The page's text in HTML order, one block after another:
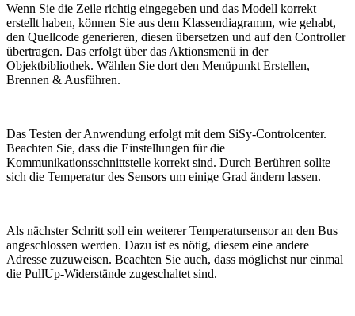
Wenn Sie die Zeile richtig eingegeben und das Modell korrekt
erstellt haben, können Sie aus dem Klassendiagramm, wie gehabt,
den Quellcode generieren, diesen übersetzen und auf den Controller
übertragen. Das erfolgt über das Aktionsmenü in der
Objektbibliothek. Wählen Sie dort den Menüpunkt Erstellen,
Brennen & Ausführen.
Das Testen der Anwendung erfolgt mit dem SiSy-Controlcenter.
Beachten Sie, dass die Einstellungen für die
Kommunikationsschnittstelle korrekt sind. Durch Berühren sollte
sich die Temperatur des Sensors um einige Grad ändern lassen.
Als nächster Schritt soll ein weiterer Temperatursensor an den Bus
angeschlossen werden. Dazu ist es nötig, diesem eine andere
Adresse zuzuweisen. Beachten Sie auch, dass möglichst nur einmal
die PullUp-Widerstände zugeschaltet sind.